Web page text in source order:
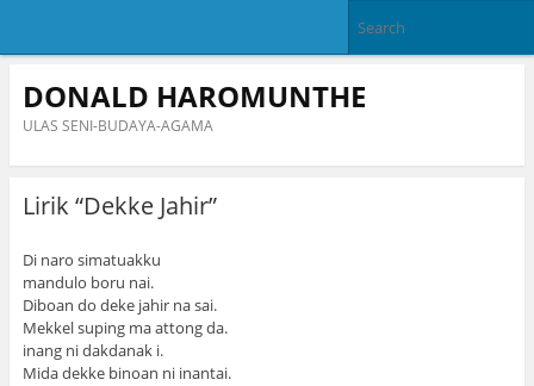
DONALD HAROMUNTHE
ULAS SENI-BUDAYA-AGAMA
Lirik “Dekke Jahir”
Di naro simatuakku
mandulo boru nai.
Diboan do deke jahir na sai.
Mekkel suping ma attong da.
inang ni dakdanak i.
Mida dekke binoan ni inantai.